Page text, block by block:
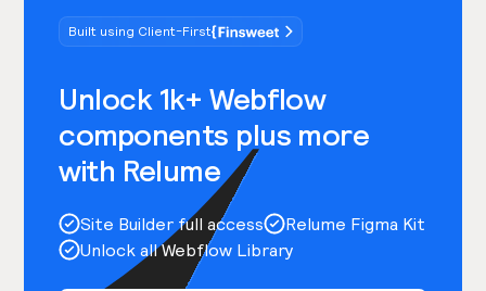
Built using Client-First
Unlock 1k+ Webflow
components plus more
with Relume
Site Builder full access
Relume Figma Kit
Unlock all Webflow Library